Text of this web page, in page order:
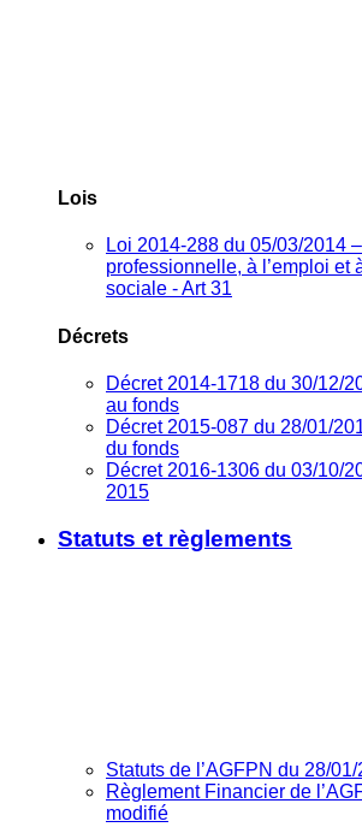
Lois
Loi 2014-288 du 05/03/2014
professionnelle, à l’emploi et
sociale - Art 31
Décrets
Décret 2014-1718 du 30/12/
au fonds
Décret 2015-087 du 28/01/
du fonds
Décret 2016-1306 du 03/10/
2015
Statuts et règlements
Statuts de l’AGFPN du 28/
Règlement Financier de
modifié